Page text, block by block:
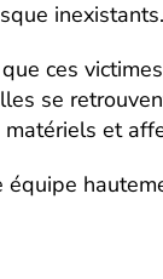
inexistants.
ces
se
et